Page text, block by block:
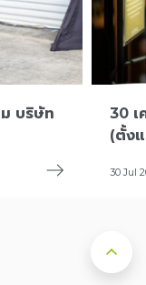
บริษัท
30
(ตั้ง
30 Jul